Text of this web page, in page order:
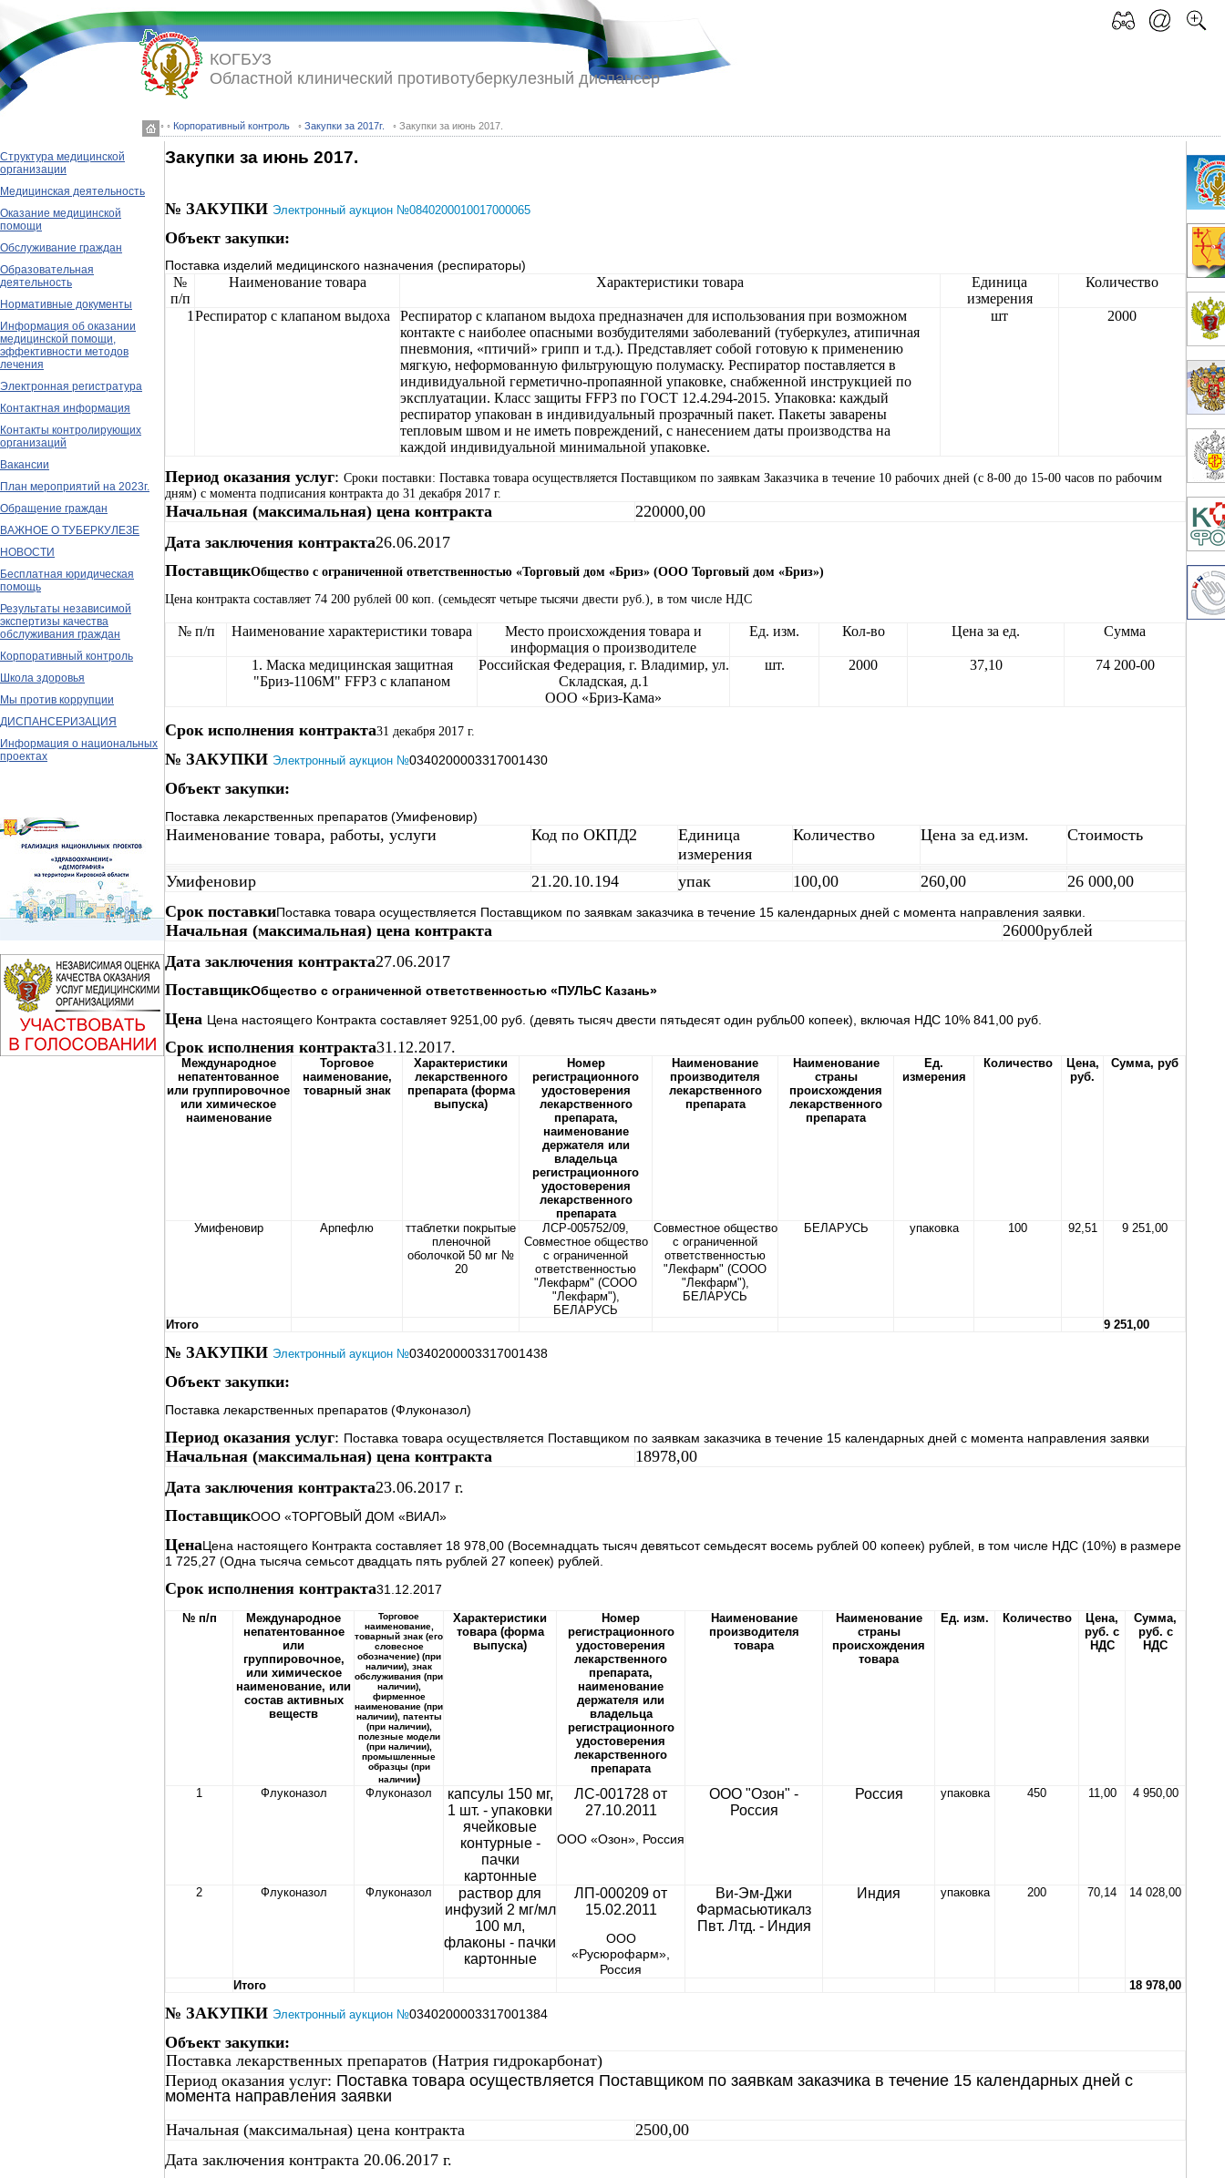
◦ ◦ Корпоративный контроль ◦Закупки за 2017г. ◦ Закупки за июнь 2017.
КОГБУЗ
Областной клинический противотуберкулезный диспансер
Структура медицинской
организации
Медицинская деятельность
Оказание медицинской
помощи
Обслуживание граждан
Образовательная
деятельность
Нормативные документы
Информация об оказании
медицинской помощи,
эффективности методов
лечения
Электронная регистратура
Контактная информация
Контакты контролирующих
организаций
Вакансии
План мероприятий на 2023г.
Обращение граждан
ВАЖНОЕ О ТУБЕРКУЛЕЗЕ
НОВОСТИ
Бесплатная юридическая
помощь
Результаты независимой
экспертизы качества
обслуживания граждан
Корпоративный контроль
Школа здоровья
Мы против коррупции
ДИСПАНСЕРИЗАЦИЯ
Информация о национальных
проектах
Закупки за июнь 2017.
№ ЗАКУПКИ Электронный аукцион №0840200010017000065
Объект закупки:
Поставка изделий медицинского назначения (респираторы)
№
п/п
Наименование товара Характеристики товара
Единица
измерения
Количество
1 Респиратор с клапаном выдоха
Респиратор с клапаном выдоха предназначен для использования при возможном
контакте с наиболее опасными возбудителями заболеваний (туберкулез, атипичная
пневмония, «птичий» грипп и т.д.). Представляет собой готовую к применению
мягкую, неформованную фильтрующую полумаску. Респиратор поставляется в
индивидуальной герметично-пропаянной упаковке, снабженной инструкцией по
эксплуатации. Класс защиты FFP3 по ГОСТ 12.4.294-2015. Упаковка: каждый
респиратор упакован в индивидуальный прозрачный пакет. Пакеты заварены
тепловым швом и не иметь повреждений, с нанесением даты производства на
каждой индивидуальной минимальной упаковке.
шт 2000
Период оказания услуг: Сроки поставки: Поставка товара осуществляется Поставщиком по заявкам Заказчика в течение 10 рабочих дней (с 8-00 до 15-00 часов по рабочим
дням) с момента подписания контракта до 31 декабря 2017 г.
Начальная (максимальная) цена контракта
220000,00
Дата заключения контракта26.06.2017
ПоставщикОбщество с ограниченной ответственностью «Торговый дом «Бриз» (ООО Торговый дом «Бриз»)
Цена контракта составляет 74 200 рублей 00 коп. (семьдесят четыре тысячи двести руб.), в том числе НДС
№ п/п Наименование характеристики товара
Место происхождения товара и
информация о производителе
Ед. изм. Кол-во Цена за ед. Сумма
1. Маска медицинская защитная
"Бриз-1106М" FFP3 с клапаном
Российская Федерация, г. Владимир, ул.
Складская, д.1
ООО «Бриз-Кама»
шт. 2000 37,10 74 200-00
Срок исполнения контракта31 декабря 2017 г.
№ ЗАКУПКИ Электронный аукцион №0340200003317001430
Объект закупки:
Поставка лекарственных препаратов (Умифеновир)
Наименование товара, работы, услуги Код по ОКПД2
Единица
измерения
Количество Цена за ед.изм. Стоимость
Умифеновир 21.20.10.194 упак 100,00 260,00
26 000,00
Срок поставкиПоставка товара осуществляется Поставщиком по заявкам заказчика в течение 15 календарных дней с момента направления заявки.
Начальная (максимальная) цена контракта
26000рублей
Дата заключения контракта27.06.2017
ПоставщикОбщество с ограниченной ответственностью «ПУЛЬС Казань»
Цена Цена настоящего Контракта составляет 9251,00 руб. (девять тысяч двести пятьдесят один рубль00 копеек), включая НДС 10% 841,00 руб.
Срок исполнения контракта31.12.2017.
Международное
непатентованное
или группировочное
или химическое
наименование
Торговое
наименование,
товарный знак
Характеристики
лекарственного
препарата (форма
выпуска)
Номер
регистрационного
удостоверения
лекарственного
препарата,
наименование
держателя или
владельца
регистрационного
удостоверения
лекарственного
препарата
Наименование
производителя
лекарственного
препарата
Наименование
страны
происхождения
лекарственного
препарата
Ед.
измерения
Количество
Цена,
руб.
Сумма, руб
Умифеновир Арпефлю
ттаблетки покрытые
пленочной
оболочкой 50 мг №
20
ЛСР-005752/09,
Совместное общество
с ограниченной
ответственностью
"Лекфарм" (СООО
"Лекфарм"),
БЕЛАРУСЬ
Совместное общество
с ограниченной
ответственностью
"Лекфарм" (СООО
"Лекфарм"),
БЕЛАРУСЬ
БЕЛАРУСЬ упаковка 100 92,51 9 251,00
Итого 9 251,00
№ ЗАКУПКИ Электронный аукцион №0340200003317001438
Объект закупки:
Поставка лекарственных препаратов (Флуконазол)
Период оказания услуг: Поставка товара осуществляется Поставщиком по заявкам заказчика в течение 15 календарных дней с момента направления заявки
Начальная (максимальная) цена контракта
18978,00
Дата заключения контракта23.06.2017 г.
ПоставщикООО «ТОРГОВЫЙ ДОМ «ВИАЛ»
ЦенаЦена настоящего Контракта составляет 18 978,00 (Восемнадцать тысяч девятьсот семьдесят восемь рублей 00 копеек) рублей, в том числе НДС (10%) в размере
1 725,27 (Одна тысяча семьсот двадцать пять рублей 27 копеек) рублей.
Срок исполнения контракта31.12.2017
№ п/п
Международное
непатентованное
или
группировочное,
или химическое
наименование, или
состав активных
веществ
Торговое
наименование,
товарный знак (его
словесное
обозначение) (при
наличии), знак
обслуживания (при
наличии),
фирменное
наименование (при
наличии), патенты
(при наличии),
полезные модели
(при наличии),
промышленные
образцы (при
наличии)
Характеристики
товара (форма
выпуска)
Номер
регистрационного
удостоверения
лекарственного
препарата,
наименование
держателя или
владельца
регистрационного
удостоверения
лекарственного
препарата
Наименование
производителя
товара
Наименование
страны
происхождения
товара
Ед. изм. Количество
Цена,
руб. с
НДС
Сумма,
руб. с
НДС
1 Флуконазол Флуконазол
капсулы 150 мг,
1 шт. - упаковки
ячейковые
контурные -
пачки
картонные
ЛС-001728 от
27.10.2011
ООО «Озон», Россия
ООО "Озон" -
Россия
Россия упаковка 450 11,00 4 950,00
2 Флуконазол Флуконазол
раствор для
инфузий 2 мг/мл
100 мл,
флаконы - пачки
картонные
ЛП-000209 от
15.02.2011
ООО
«Русюрофарм»,
Россия
Ви-Эм-Джи
Фармасьютикалз
Пвт. Лтд. - Индия
Индия упаковка 200 70,14 14 028,00
Итого 18 978,00
№ ЗАКУПКИ Электронный аукцион №0340200003317001384
Объект закупки:
Поставка лекарственных препаратов (Натрия гидрокарбонат)
Период оказания услуг: Поставка товара осуществляется Поставщиком по заявкам заказчика в течение 15 календарных дней с
момента направления заявки
Начальная (максимальная) цена контракта
2500,00
Дата заключения контракта 20.06.2017 г.